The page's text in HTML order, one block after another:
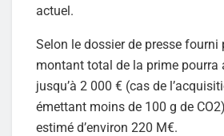
actuel.
Selon le dossier de presse fourni
montant total de la prime pourra
jusqu’à 2 000 € (cas de
émettant moins de 100 g de
estimé d’environ 220 M€.